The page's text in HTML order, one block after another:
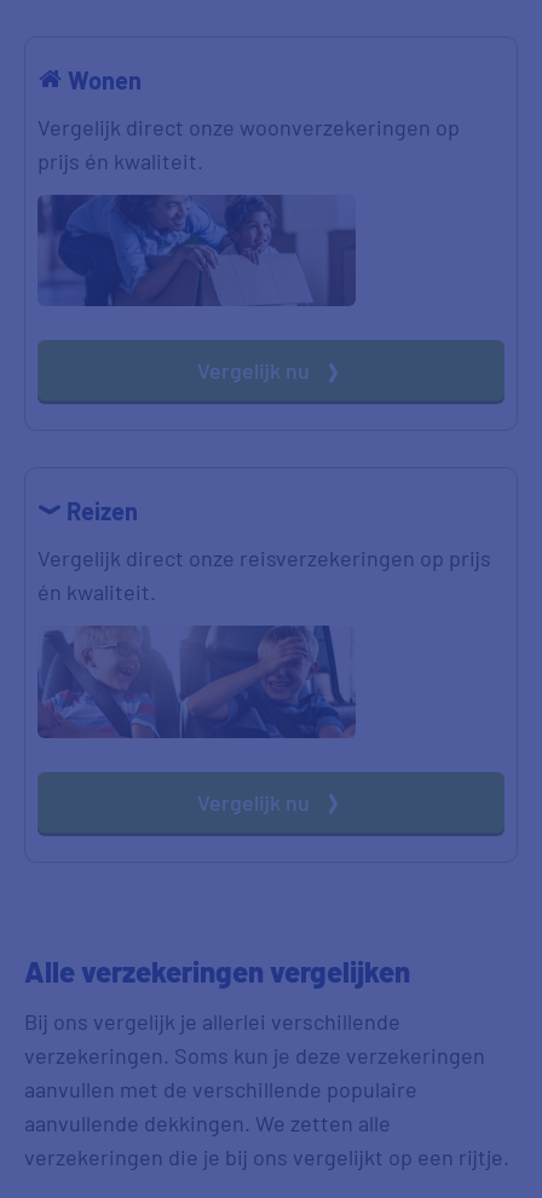
Wonen
Vergelijk direct onze woonverzekeringen op
prijs én kwaliteit.
Vergelijk nu
Reizen
Vergelijk direct onze reisverzekeringen op prijs
én kwaliteit.
Vergelijk nu
Alle verzekeringen vergelijken
Bij ons vergelijk je allerlei verschillende
verzekeringen. Soms kun je deze verzekeringen
aanvullen met de verschillende populaire
aanvullende dekkingen. We zetten alle
verzekeringen die je bij ons vergelijkt op een rijtje.